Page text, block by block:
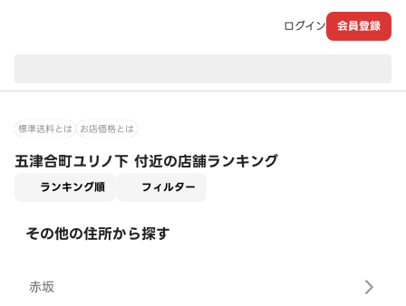
ログイン 会員登録
標準送料とは お店価格とは
五津合町ユリノ下 付近の店舗ランキング
ランキング順 フィルター
その他の住所から探す
赤坂